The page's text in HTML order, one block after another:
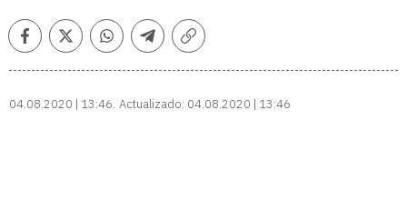
FacebookTwitterWhatsappTelegramCopiar
04.08.2020 | 13:46 Actualizado: 04.08.2020 | 13:46